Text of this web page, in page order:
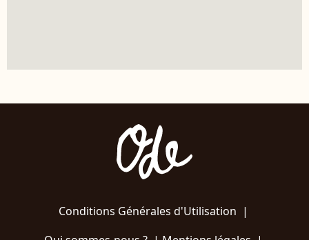
Conditions Générales d'Utilisation |